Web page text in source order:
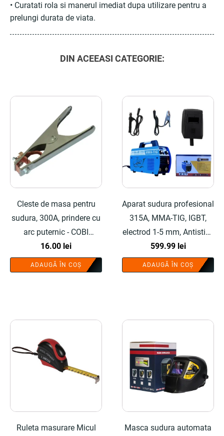
• Curatati rola si manerul imediat dupa utilizare pentru a
prelungi durata de viata.
DIN ACEEASI CATEGORIE:
Cleste de masa pentru
sudura, 300A, prindere cu
arc puternic - COBI
SMART®
16.00 lei
ADAUGĂ ÎN COȘ
Aparat sudura profesional
315A, MMA-TIG, IGBT,
electrod 1-5 mm, Antistick
- COBI SMART®
599.99 lei
ADAUGĂ ÎN COȘ
Ruleta masurare Micul
Masca sudura automata